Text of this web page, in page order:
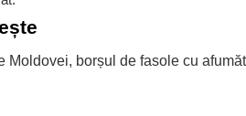
Moldovei, borșul de fasole cu